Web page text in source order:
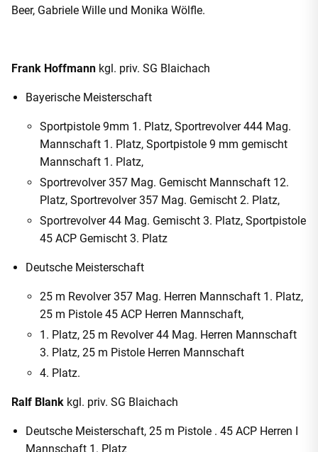
Beer, Gabriele Wille und Monika Wölfle.
Frank Hoffmann kgl. priv. SG Blaichach
Bayerische Meisterschaft
Sportpistole 9mm 1. Platz, Sportrevolver 444 Mag.
Mannschaft 1. Platz, Sportpistole 9 mm gemischt
Mannschaft 1. Platz,
Sportrevolver 357 Mag. Gemischt Mannschaft 12.
Platz, Sportrevolver 357 Mag. Gemischt 2. Platz,
Sportrevolver 44 Mag. Gemischt 3. Platz, Sportpistole
45 ACP Gemischt 3. Platz
Deutsche Meisterschaft
25 m Revolver 357 Mag. Herren Mannschaft 1. Platz,
25 m Pistole 45 ACP Herren Mannschaft,
1. Platz, 25 m Revolver 44 Mag. Herren Mannschaft
3. Platz, 25 m Pistole Herren Mannschaft
4. Platz.
Ralf Blank kgl. priv. SG Blaichach
Deutsche Meisterschaft, 25 m Pistole . 45 ACP Herren I
Mannschaft 1. Platz